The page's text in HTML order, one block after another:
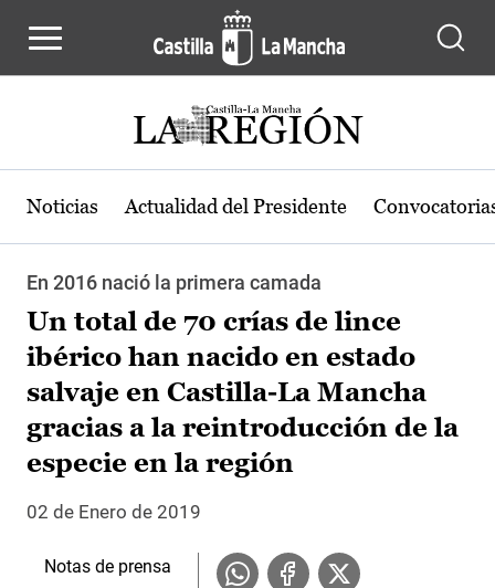
Noticias Actualidad del Presidente
En 2016 nació la primera camada
Un total de 70 crías de lince
ibérico han nacido en estado
salvaje en Castilla-La Mancha
gracias a la reintroducción de la
especie en la región
02 de Enero de 2019
Notas de prensa